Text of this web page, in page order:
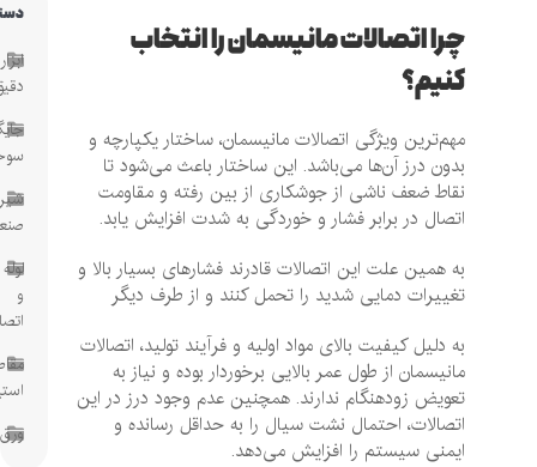
چرا اتصالات مانیسمان را انتخاب
کنیم؟
مهم‌ترین ویژگی اتصالات مانیسمان، ساختار یکپارچه و
بدون درز آن‌ها می‌باشد. این ساختار باعث می‌شود تا
نقاط ضعف ناشی از جوشکاری از بین رفته و مقاومت
اتصال در برابر فشار و خوردگی به شدت افزایش یابد.
به همین علت این اتصالات قادرند فشارهای بسیار بالا و
تغییرات دمایی شدید را تحمل کنند و از طرف دیگر
به دلیل کیفیت بالای مواد اولیه و فرآیند تولید، اتصالات
مانیسمان از طول عمر بالایی برخوردار بوده و نیاز به
تعویض زودهنگام ندارند. همچنین عدم وجود درز در این
اتصالات، احتمال نشت سیال را به حداقل رسانده و
ایمنی سیستم را افزایش می‌دهد.
دسته‌ها
شیرآلات